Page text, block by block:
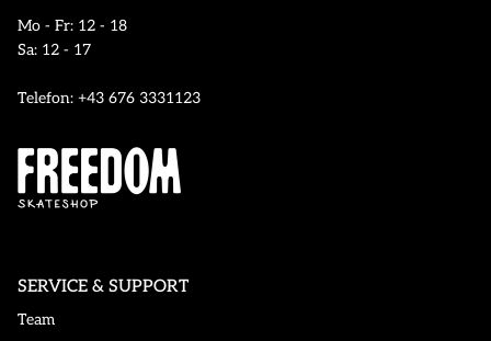
Mo - Fr: 12 - 18
Sa: 12 - 17
Telefon: +43 676 3331123
SERVICE & SUPPORT
Team